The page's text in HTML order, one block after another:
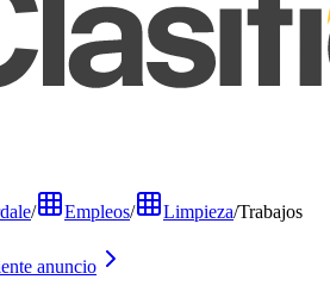
/ Empleos/ Limpieza/Trabajos
anuncio